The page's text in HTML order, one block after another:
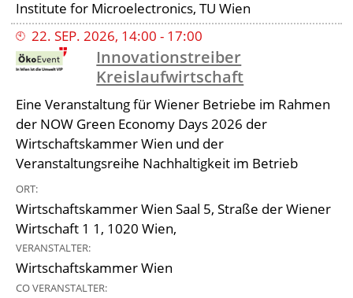
Institute for Microelectronics, TU Wien
22.SEP.2026, 14:00 - 17:00
Innovationstreiber
Kreislaufwirtschaft
Eine Veranstaltung für Wiener Betriebe im Rahmen
der NOW Green Economy Days 2026 der
Wirtschaftskammer Wien und der
Veranstaltungsreihe Nachhaltigkeit im Betrieb
ORT
Wirtschaftskammer Wien Saal 5, Straße der Wiener
Wirtschaft 1 1, 1020 Wien,
VERANSTALTER
Wirtschaftskammer Wien
CO VERANSTALTER